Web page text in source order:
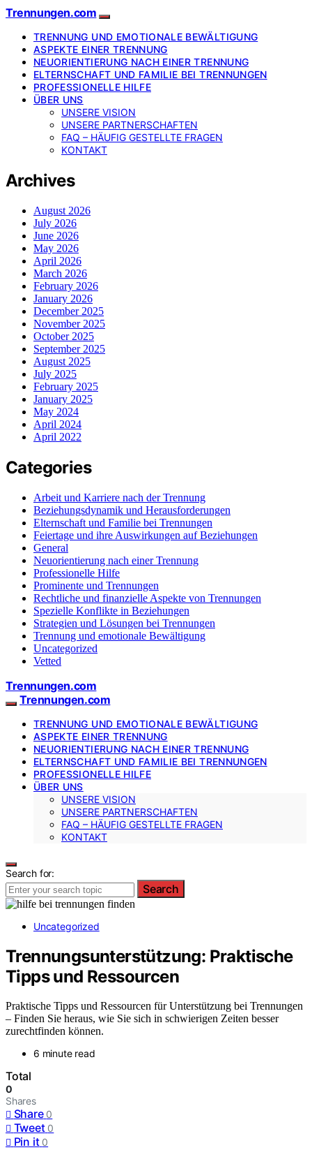
Trennungen.com
TRENNUNG UND EMOTIONALE BEWÄLTIGUNG
ASPEKTE EINER TRENNUNG
NEUORIENTIERUNG NACH EINER TRENNUNG
ELTERNSCHAFT UND FAMILIE BEI TRENNUNGEN
PROFESSIONELLE HILFE
ÜBER UNS
UNSERE VISION
UNSERE PARTNERSCHAFTEN
FAQ – HÄUFIG GESTELLTE FRAGEN
KONTAKT
Archives
August 2026
July 2026
June 2026
May 2026
April 2026
March 2026
February 2026
January 2026
December 2025
November 2025
October 2025
September 2025
August 2025
July 2025
February 2025
January 2025
May 2024
April 2024
April 2022
Categories
Arbeit und Karriere nach der Trennung
Beziehungsdynamik und Herausforderungen
Elternschaft und Familie bei Trennungen
Feiertage und ihre Auswirkungen auf Beziehungen
General
Neuorientierung nach einer Trennung
Professionelle Hilfe
Prominente und Trennungen
Rechtliche und finanzielle Aspekte von Trennungen
Spezielle Konflikte in Beziehungen
Strategien und Lösungen bei Trennungen
Trennung und emotionale Bewältigung
Uncategorized
Vetted
Trennungen.com
Trennungen.com
TRENNUNG UND EMOTIONALE BEWÄLTIGUNG
ASPEKTE EINER TRENNUNG
NEUORIENTIERUNG NACH EINER TRENNUNG
ELTERNSCHAFT UND FAMILIE BEI TRENNUNGEN
PROFESSIONELLE HILFE
ÜBER UNS
UNSERE VISION
UNSERE PARTNERSCHAFTEN
FAQ – HÄUFIG GESTELLTE FRAGEN
KONTAKT
Search for:
Search
Uncategorized
Trennungsunterstützung: Praktische
Tipps und Ressourcen
Praktische Tipps und Ressourcen für Unterstützung bei Trennungen
– Finden Sie heraus, wie Sie sich in schwierigen Zeiten besser
zurechtfinden können.
6 minute read
Total
0
Shares
Share 0
Tweet 0
Pin it 0